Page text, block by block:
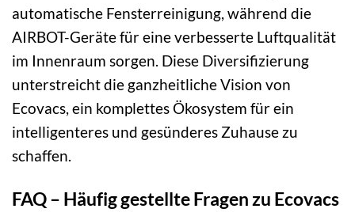
automatische Fensterreinigung, während die
AIRBOT-Geräte für eine verbesserte Luftqualität
im Innenraum sorgen. Diese Diversifizierung
unterstreicht die ganzheitliche Vision von
Ecovacs, ein komplettes Ökosystem für ein
intelligenteres und gesünderes Zuhause zu
schaffen.
FAQ – Häufig gestellte Fragen zu Ecovacs